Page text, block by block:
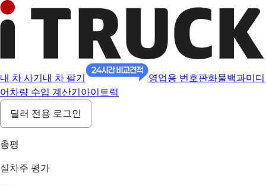
내 차 사기 내 차 팔기 영업용 번호판화물백과미디
어 차량 수입 계산기 아이트럭
딜러 전용 로그인
총평
실차주 평가